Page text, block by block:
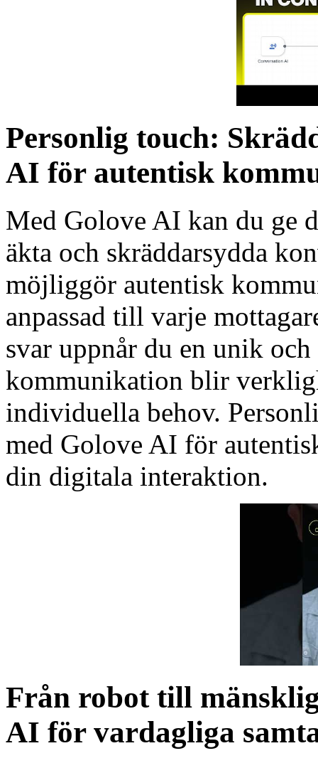
Personlig touch:
AI för autentisk
Med Golove AI kan du ge
äkta och skräddarsydda
möjliggör autentisk
anpassad till varje
svar uppnår du en unik
kommunikation blir
individuella behov.
med Golove AI för
din digitala interaktion.
Från robot till
AI för vardagliga